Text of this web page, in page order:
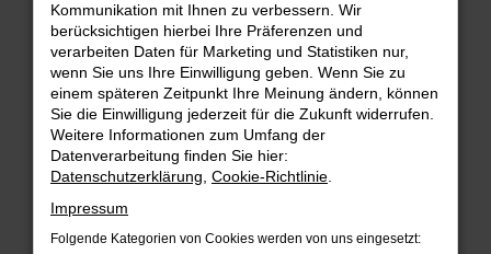
Fehler: Network Error
Beim Laden ist ein Fehler aufgetreten.
Hier sind ein paar Tipps, die dir helfen können:
Überprüfe deine Firewall und deine
Internetverbindung.
Laden andere Webseiten, zum Beispiel deine
Suchmaschine?
Prüfe deine Browsererweiterungen.
Kommunikation mit Ihnen zu verbessern. Wir
berücksichtigen hierbei Ihre Präferenzen und
verarbeiten Daten für Marketing und Statistiken nur,
wenn Sie uns Ihre Einwilligung geben. Wenn Sie zu
einem späteren Zeitpunkt Ihre Meinung ändern, können
Sie die Einwilligung jederzeit für die Zukunft widerrufen.
Weitere Informationen zum Umfang der
Datenverarbeitung finden Sie hier:
Datenschutzerklärung Cookie-Richtlinie
Impressum
Folgende Kategorien von Cookies werden von uns eingesetzt: